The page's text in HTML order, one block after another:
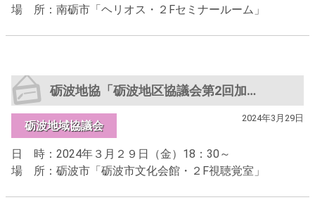
場 所：南砺市「ヘリオス・２Fセミナールーム」
砺波地協「砺波地区協議会第2回加盟組織代表者会議」
砺波地域協議会
2024年3月29日
日 時：2024年３月２９日（金）18：30～
場 所：砺波市「砺波市文化会館・２F視聴覚室」